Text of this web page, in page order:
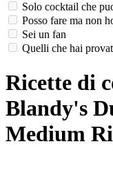
Solo cocktail che
Posso fare ma non
Sei un fan
Quelli che hai
Ricette di
Blandy's
Medium